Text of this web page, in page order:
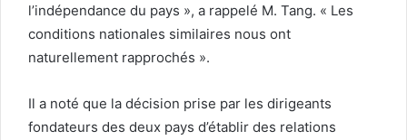
l’indépendance du pays », a rappelé M. Tang. « Les
conditions nationales similaires nous ont
naturellement rapprochés ».
Il a noté que la décision prise par les dirigeants
fondateurs des deux pays d’établir des relations